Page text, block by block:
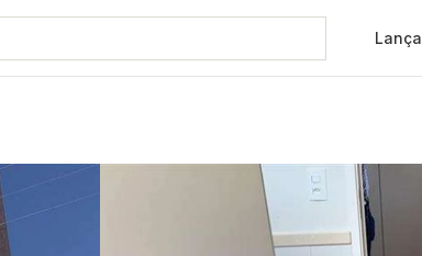
sem complicações e